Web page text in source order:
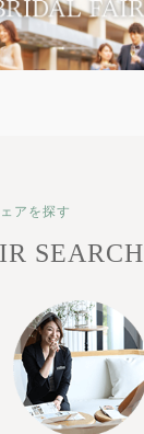
アを探す
SEARCH